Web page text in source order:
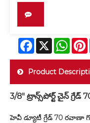
Facebook
X
Product
3/8" ట్రాన్స్‌పోర్ట్ చైన్ గ్రేడ్
హెవీ డ్యూటీ గ్రేడ్ 70 రవాణా